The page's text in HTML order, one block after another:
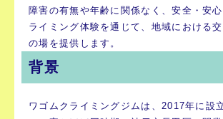
障害の有無や年齢に関係なく、安全・安
ライミング体験を通じて、地域における
の場を提供します。
背景
ワゴムクライミングジムは、2017年に設